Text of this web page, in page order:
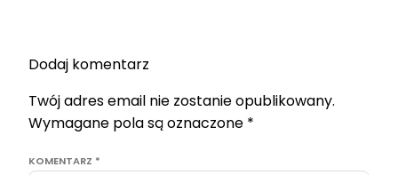
Dodaj komentarz
Twój adres email nie zostanie opublikowany.
Wymagane pola są oznaczone *
KOMENTARZ *